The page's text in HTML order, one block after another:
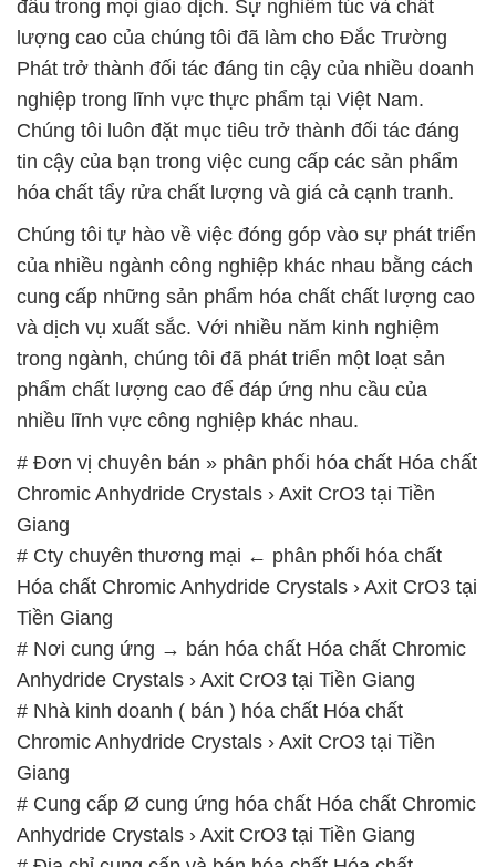
cung cấp những sản phẩm hóa chất chất lượng cao
và dịch vụ xuất sắc. Với nhiều năm kinh nghiệm
trong ngành, chúng tôi đã phát triển một loạt sản
phẩm chất lượng cao để đáp ứng nhu cầu của
nhiều lĩnh vực công nghiệp khác nhau.
# Đơn vị chuyên bán » phân phối hóa chất Hóa chất
Chromic Anhydride Crystals › Axit CrO3 tại Tiền
Giang
# Cty chuyên thương mại ← phân phối hóa chất
Hóa chất Chromic Anhydride Crystals › Axit CrO3 tại
Tiền Giang
# Nơi cung ứng → bán hóa chất Hóa chất Chromic
Anhydride Crystals › Axit CrO3 tại Tiền Giang
# Nhà kinh doanh ( bán ) hóa chất Hóa chất
Chromic Anhydride Crystals › Axit CrO3 tại Tiền
Giang
# Cung cấp Ø cung ứng hóa chất Hóa chất Chromic
Anhydride Crystals › Axit CrO3 tại Tiền Giang
# Địa chỉ cung cấp và bán hóa chất Hóa chất
Chromic Anhydride Crystals › Axit CrO3 tại Tiền
Giang
# Cty chuyên phân phối > cung ứng hóa chất Hóa
chất Chromic Anhydride Crystals › Axit CrO3 tại Tiền
Giang
# Đơn vị chuyên phân phối ¯ thương mại hóa chất
Hóa chất Chromic Anhydride Crystals › Axit CrO3 tại
Tiền Giang